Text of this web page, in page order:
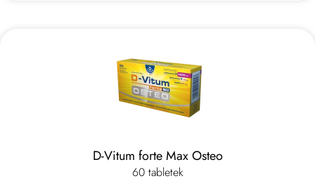
D-Vitum forte Max Osteo
60 tabletek